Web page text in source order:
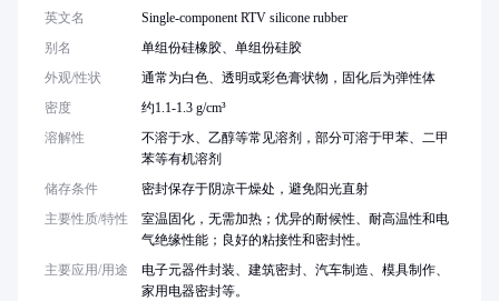
英文名
Single-component RTV silicone rubber
别名
单组份硅橡胶、单组份硅胶
外观/性状
通常为白色、透明或彩色膏状物，固化后为弹性体
密度
约1.1-1.3 g/cm³
溶解性
不溶于水、乙醇等常见溶剂，部分可溶于甲苯、二甲
苯等有机溶剂
储存条件
密封保存于阴凉干燥处，避免阳光直射
主要性质/特性
室温固化，无需加热；优异的耐候性、耐高温性和电
气绝缘性能；良好的粘接性和密封性。
主要应用/用途
电子元器件封装、建筑密封、汽车制造、模具制作、
家用电器密封等。